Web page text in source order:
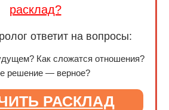
расклад?
ответит на вопросы:
Как сложатся отношения?
решение — верное?
РАСКЛАД